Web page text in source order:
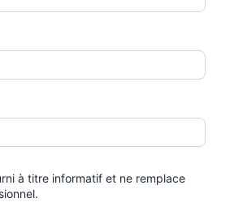
à titre informatif et ne remplace